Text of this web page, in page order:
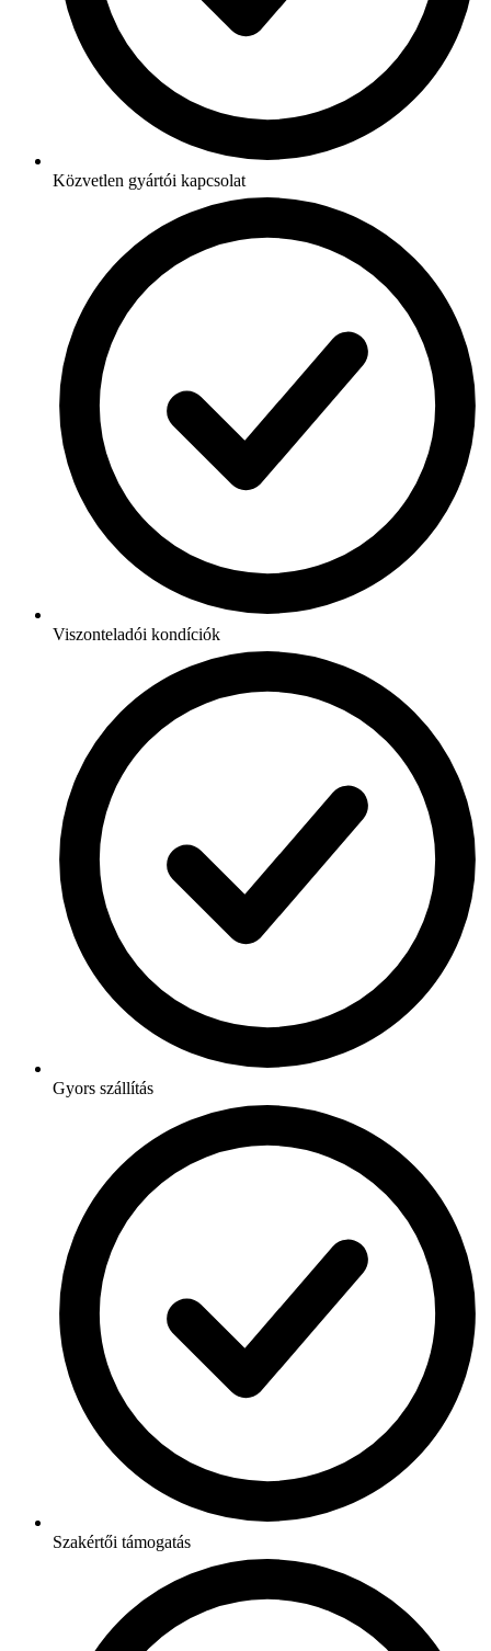
Közvetlen gyártói kapcsolat
Viszonteladói kondíciók
Gyors szállítás
Szakértői támogatás